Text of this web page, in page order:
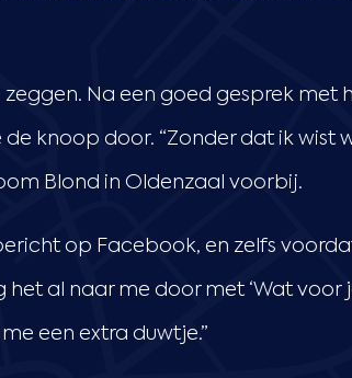
zeggen. Na een goed gesprek
knoop door. “Zonder dat ik wist
Blond in Oldenzaal voorbij.
op Facebook, en zelfs
al naar me door met ‘Wat voor
een extra duwtje.”